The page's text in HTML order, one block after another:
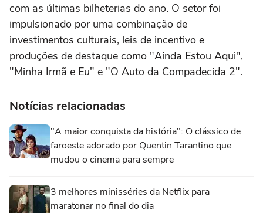
com as últimas bilheterias do ano. O setor foi
impulsionado por uma combinação de
investimentos culturais, leis de incentivo e
produções de destaque como "Ainda Estou Aqui",
"Minha Irmã e Eu" e "O Auto da Compadecida 2".
Notícias relacionadas
"A maior conquista da história": O clássico de
faroeste adorado por Quentin Tarantino que
mudou o cinema para sempre
3 melhores minisséries da Netflix para
maratonar no final do dia